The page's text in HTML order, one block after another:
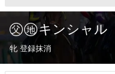
キンシャル
牝 登録抹消